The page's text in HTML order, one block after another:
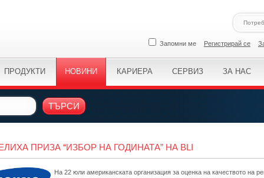
Запомни ме Регистрирай се
ПРОДУКТИ НОВИНИ КАРИЕРА СЕРВИЗ ЗА НАС
ТЪРСИ
ПРИЗА “ИЗБОР НА ГОДИНАТА” НА BLI
На 22 юли американската организация за оценка на качеството на